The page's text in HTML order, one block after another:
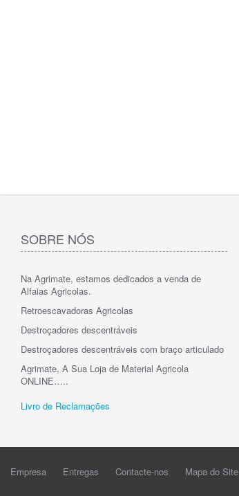
SOBRE NÓS
Na Agrimate, estamos dedicados a venda de
Alfaias Agricolas.
Retroescavadoras Agricolas
Destroçadores descentráveis
Destroçadores descentráveis com braço articulado
Agrimate, A Sua Loja de Material Agricola
ONLINE…..
Livro de Reclamações
Empresa Entregas Contacte-nos Mapa do Site